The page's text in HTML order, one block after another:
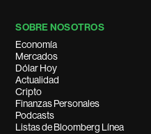
SOBRE NOSOTROS
Economía
Mercados
Dólar Hoy
Actualidad
Cripto
Finanzas Personales
Podcasts
Listas de Bloomberg Línea